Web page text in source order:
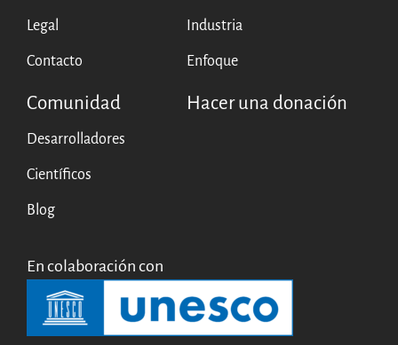
Legal
Contacto
Industria
Enfoque
Comunidad
Desarrolladores
Científicos
Blog
Hacer una donación
En colaboración con